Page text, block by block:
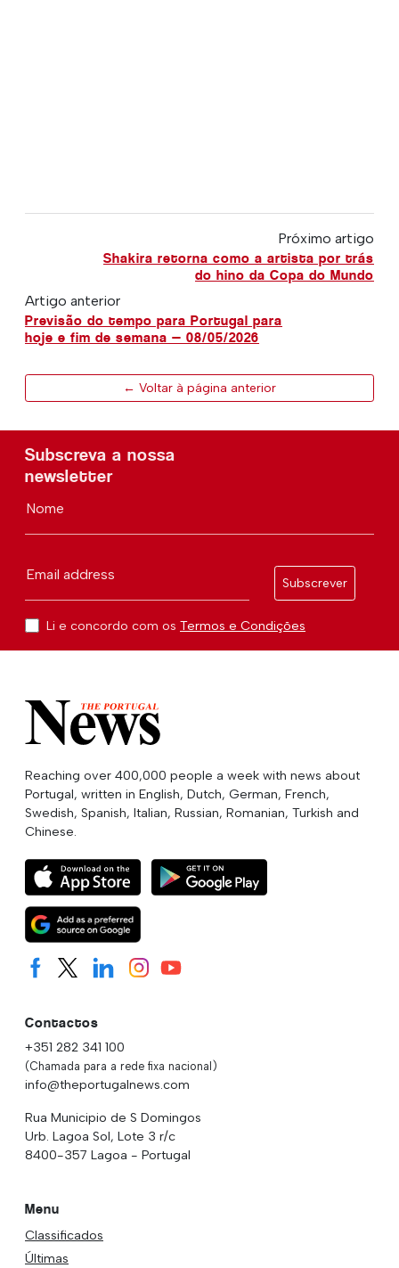
Próximo artigo
Shakira retorna como a artista por trás
do hino da Copa do Mundo
Artigo anterior
Previsão do tempo para Portugal para
hoje e fim de semana — 08/05/2026
← Voltar à página anterior
Subscreva a nossa
newsletter
Nome
Email address
Subscrever
Li e concordo com os Termos e Condições
Reaching over 400,000 people a week with news about
Portugal, written in English, Dutch, German, French,
Swedish, Spanish, Italian, Russian, Romanian, Turkish and
Chinese.
Contactos
+351 282 341 100
(Chamada para a rede fixa nacional)
info@theportugalnews.com
Rua Municipio de S Domingos
Urb. Lagoa Sol, Lote 3 r/c
8400-357 Lagoa - Portugal
Menu
Classificados
Últimas